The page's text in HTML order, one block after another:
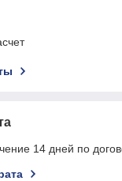
14 дней по